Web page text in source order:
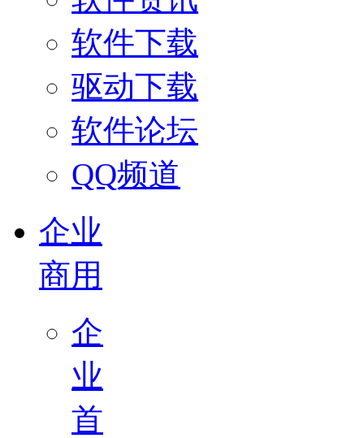
软件下载
驱动下载
软件论坛
QQ频道
企业
商用
企
业
首